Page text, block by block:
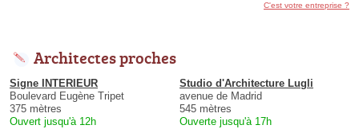
C'est votre entreprise ?
Architectes proches
Signe INTERIEUR
Boulevard Eugène Tripet
375 mètres
Ouvert jusqu'à 12h
Studio d'Architecture Lugli
avenue de Madrid
545 mètres
Ouverte jusqu'à 17h